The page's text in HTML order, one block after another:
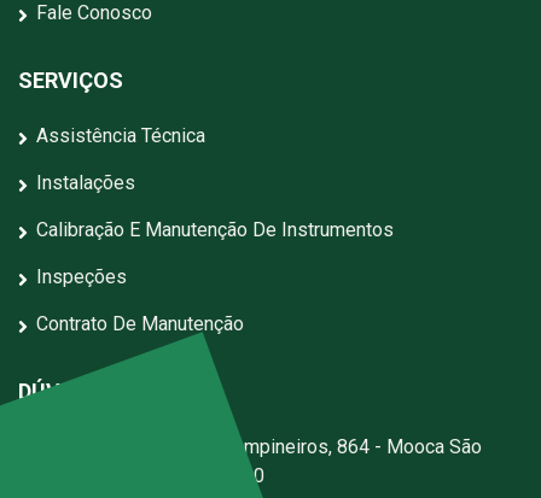
Fale Conosco
SERVIÇOS
Assistência Técnica
Instalações
Calibração E Manutenção De Instrumentos
Inspeções
Contrato De Manutenção
DÚVIDAS?
Rua dos Campineiros, 864 - Mooca São
Paulo - SP - CEP: 03167-020